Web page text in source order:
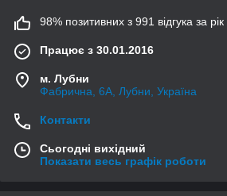
98% позитивних з 991 відгука за рік
Працює з 30.01.2016
м. Лубни
Фабрична, 6А, Лубни, Україна
Контакти
Сьогодні вихідний
Показати весь графік роботи